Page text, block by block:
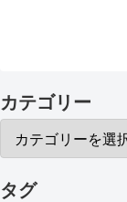
カテゴリー
タグ